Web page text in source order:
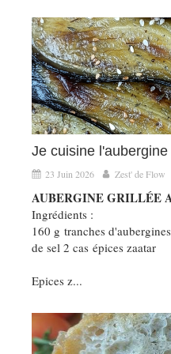
Je cuisine l'aubergine
23 Juin 2026 Zest' de Flow
AUBERGINE GRILLÉE
Ingrédients :
160 g tranches
de sel 2 cas épices zaatar
Epices z...